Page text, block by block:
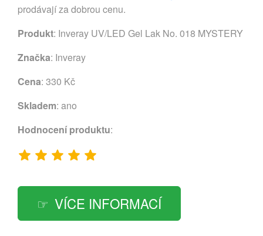
prodávají za dobrou cenu.
Produkt: Inveray UV/LED Gel Lak No. 018 MYSTERY
Značka: Inveray
Cena: 330 Kč
Skladem: ano
Hodnocení produktu:
VÍCE INFORMACÍ